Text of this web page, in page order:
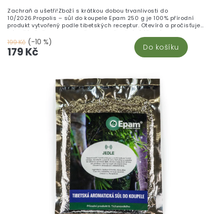
199 Kč (-10 %)
179 Kč Do košíku
Zachraň a ušetři!Zboží s krátkou dobou trvanlivosti do
10/2026.Propolis – sůl do koupele Epam 250 g je 100% přírodní
produkt vytvořený podle tibetských receptur. Otevírá a pročisťuje
póry, čímž připravuje pokožku na vstřebávání účinných látek z
propolisu a přináší aromaterapeutické účinky.